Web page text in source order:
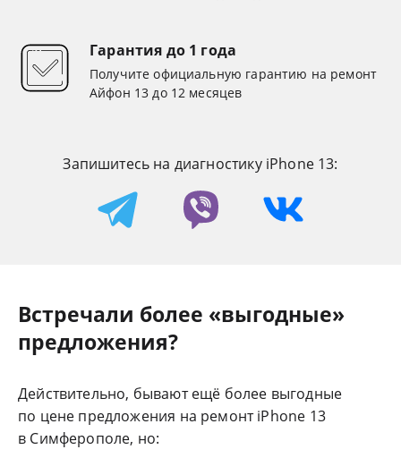
Гарантия до 1 года
Получите официальную гарантию на ремонт
Айфон 13 до 12 месяцев
Запишитесь на диагностику iPhone 13:
Встречали более «выгодные»
предложения?
Действительно, бывают ещё более выгодные
по цене предложения на ремонт iPhone 13
в Симферополе, но: